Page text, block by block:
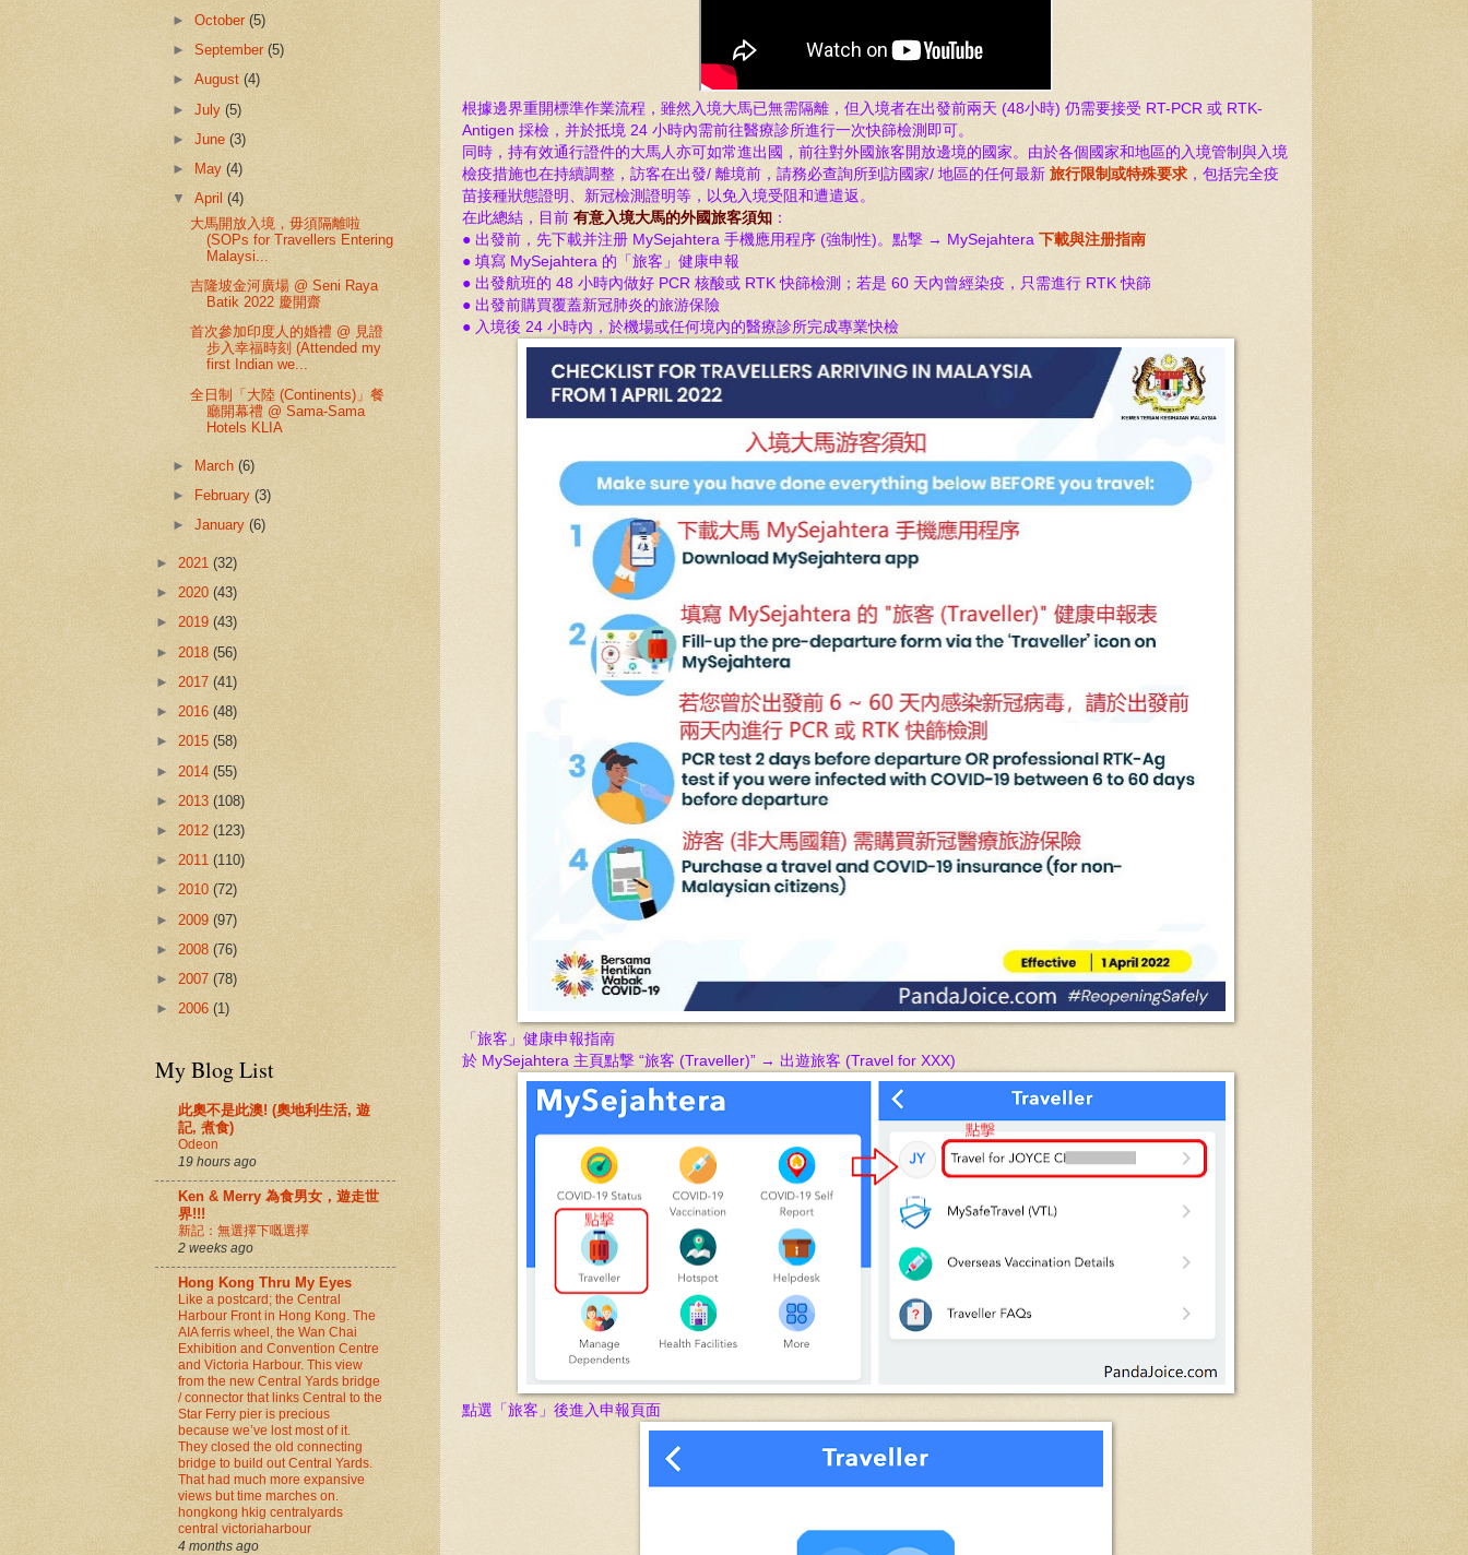
根據邊界重開標準作業流程，雖然入境大馬已無需隔離，但入境者在出發前兩天 (48小時) 仍需要接受 RT-PCR 或 RTK-
Antigen 採檢，并於抵境 24 小時內需前往醫療診所進行一次快篩檢測即可。
同時，持有效通行證件的大馬人亦可如常進出國，前往對外國旅客開放邊境的國家。由於各個國家和地區的入境管制與入境
檢疫措施也在持續調整，訪客在出發/ 離境前，請務必查詢所到訪國家/ 地區的任何最新 旅行限制或特殊要求 ，包括完全疫
苗接種狀態證明、新冠檢測證明等，以免入境受阻和遭遣返。
在此總結，目前 有意入境大馬的外國旅客須知 ：
● 出發前，先下載并注册 MySejahtera 手機應用程序 (強制性)。點撃 → MySejahtera 下載與注册指南
● 填寫 MySejahtera 的 「 旅客」 健康申報
● 出發航班的 48 小時內做好 PCR 核酸或 RTK 快篩檢測；若是 60 天內曾經染疫，只需進行 RTK 快篩
● 出發前購買覆蓋新冠肺炎的旅游保險
● 入境後 24 小時內，於機場或任何境內的醫療診所完成專業快檢
「旅客 」 健康申報指南
於 MySejahtera 主頁點撃 “旅客 (Traveller)” → 出遊旅客 (Travel for XXX)
點選 「旅客 」後進入申報頁面
►October(5)
►September(5)
►August(4)
►July(5)
►June(3)
►
May(4)
▼April(4)
大馬開放入境，毋須隔離啦
(SOPs for Travellers Entering
Malaysi...
吉隆坡金河廣場 @ Seni Raya
Batik 2022 慶開齋
首次參加印度人的婚禮 @ 見證
步入幸福時刻 (Attended my
first Indian we...
全日制「大陸 (Continents)」餐
廳開幕禮 @ Sama-Sama
Hotels KLIA
► March(6)
►
February(3)
►January(6)
► 2021 (32)
► 2020 (43)
► 2019 (43)
► 2018 (56)
► 2017 (41)
► 2016 (48)
► 2015 (58)
► 2014 (55)
► 2013 (108)
► 2012 (123)
► 2011 (110)
► 2010 (72)
► 2009 (97)
► 2008 (76)
► 2007 (78)
► 2006 (1)
My Blog List
此奧不是此澳! (奧地利生活, 遊
記, 煮食)
Odeon
19 hours ago
Ken & Merry 為食男女，遊走世
界!!!
新記：無選擇下嘅選擇
2 weeks ago
Hong Kong Thru My Eyes
Like a postcard; the Central
Harbour Front in Hong Kong. The
AIA ferris wheel, the Wan Chai
Exhibition and Convention Centre
and Victoria Harbour. This view
from the new Central Yards bridge
/ connector that links Central to the
Star Ferry pier is precious
because we’ve lost most of it.
They closed the old connecting
bridge to build out Central Yards.
That had much more expansive
views but time marches on.
hongkong hkig centralyards
central victoriaharbour
4 months ago